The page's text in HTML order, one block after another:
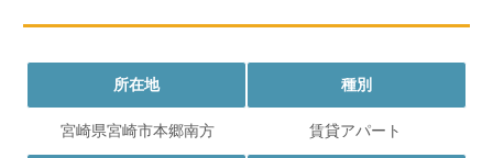
所在地 種別
宮崎県宮崎市本郷南方 賃貸アパート